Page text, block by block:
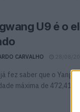
U9 é o
CARVALHO
já fez saber que o
máxima de 472,41